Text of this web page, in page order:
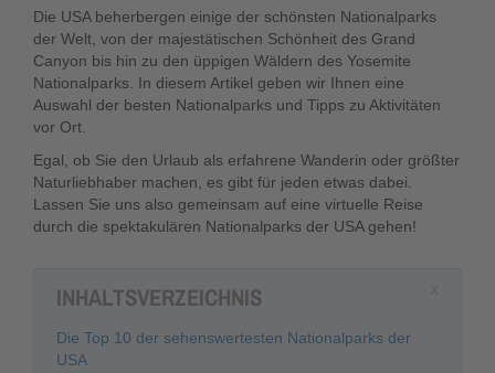
Die USA beherbergen einige der schönsten Nationalparks
der Welt, von der majestätischen Schönheit des Grand
Canyon bis hin zu den üppigen Wäldern des Yosemite
Nationalparks. In diesem Artikel geben wir Ihnen eine
Auswahl der besten Nationalparks und Tipps zu Aktivitäten
vor Ort.
Egal, ob Sie den Urlaub als erfahrene Wanderin oder größter
Naturliebhaber machen, es gibt für jeden etwas dabei.
Lassen Sie uns also gemeinsam auf eine virtuelle Reise
durch die spektakulären Nationalparks der USA gehen!
INHALTSVERZEICHNIS
Die Top 10 der sehenswertesten Nationalparks der
USA